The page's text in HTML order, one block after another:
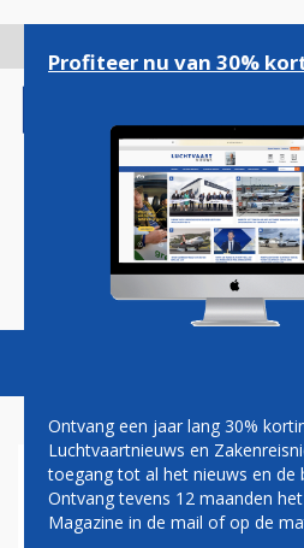
gaan
Magazine Podcasts
LULEA
Profiteer nu van 30%
Ontvang een jaar lang 30%
Luchtvaartnieuws en
toegang tot al het nieuws en de
Ontvang tevens 12 maanden
Magazine in de mail of op de